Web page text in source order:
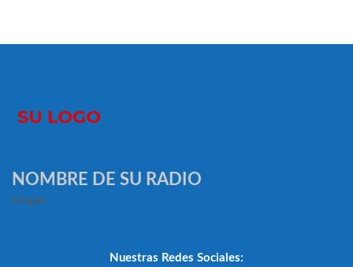
NOMBRE DE SU RADIO
slogan
Nuestras Redes Sociales: